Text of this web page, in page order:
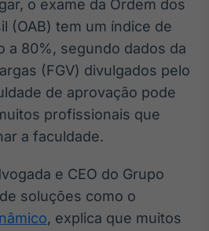
Broadcast
Datafeed
APIs para
integração de
conteúdos e
dados
Ticker
Cotações e
headlines de
notícias
o exame da Ordem dos
(OAB) tem um índice de
a 80%, segundo dados da
(FGV) divulgados pelo
de aprovação pode
profissionais que
a faculdade.
e CEO do Grupo
soluções como o
, explica que muitos